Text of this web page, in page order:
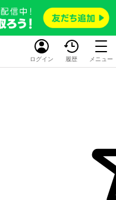
ログイン 履歴 メニュー